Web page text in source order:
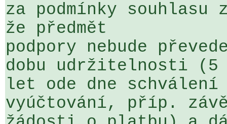
za podmínky
že předmět
podpory nebude
dobu udržitelnosti
let ode dne
vyúčtování, příp.